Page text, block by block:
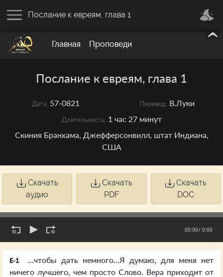
Главная Проповеди
Послание к евреям, глава 1
Послание к евреям, глава 1
Дата: 57-0821 Перевод: В.Луки
Длительность: 1 час 27 минут
Скиния Бранхама, Джефферсонвилл, штат Индиана,
США
Скачать
аудио
Скачать
PDF
Скачать
DOC
00:00/ 0:00
E-1
...чтобы дать немного...Я думаю, для меня нет
ничего лучшего, чем просто Слово. Вера приходит от